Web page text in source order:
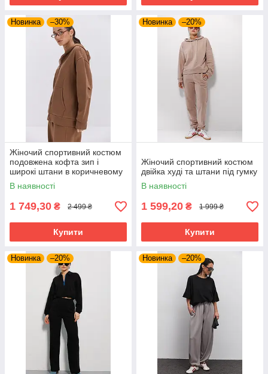
Новинка –30%
Жіночий спортивний костюм
подовжена кофта зип і
широкі штани в коричневому
кольорі
В наявності
1 749,30 ₴ 2 499 ₴
Купити
Новинка –20%
Жіночий спортивний костюм
двійка худі та штани під гумку
В наявності
1 599,20 ₴ 1 999 ₴
Купити
Новинка –20% Новинка –20%